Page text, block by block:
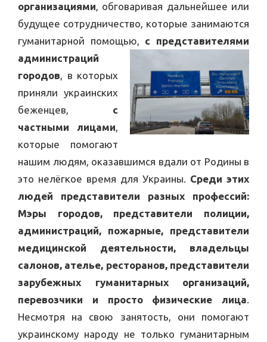
организациями, обговаривая дальнейшее или
будущее сотрудничество, которые занимаются
гуманитарной помощью, с представителями
администраций
городов, в которых
приняли украинских
беженцев, с
частными лицами,
которые помогают
нашим людям, оказавшимся вдали от Родины в
это нелёгкое время для Украины. Среди этих
людей представители разных профессий:
Мэры городов, представители полиции,
администраций, пожарные, представители
медицинской деятельности, владельцы
салонов, ателье, ресторанов, представители
зарубежных гуманитарных организаций,
перевозчики и просто физические лица.
Несмотря на свою занятость, они помогают
украинскому народу не только гуманитарным